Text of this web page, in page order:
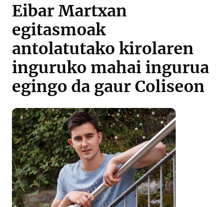
Eibar Martxan
egitasmoak
antolatutako kirolaren
inguruko mahai ingurua
egingo da gaur Coliseon